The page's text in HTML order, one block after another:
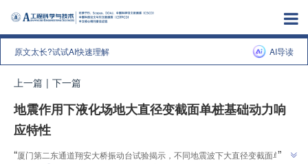
原文太长?试试AI快速理解 AI导读
上一篇 | 下一篇
地震作用下液化场地大直径变截面单桩基础动力响
应特性
“厦门第二东通道翔安大桥振动台试验揭示，不同地震波下大直径变截面单桩
”